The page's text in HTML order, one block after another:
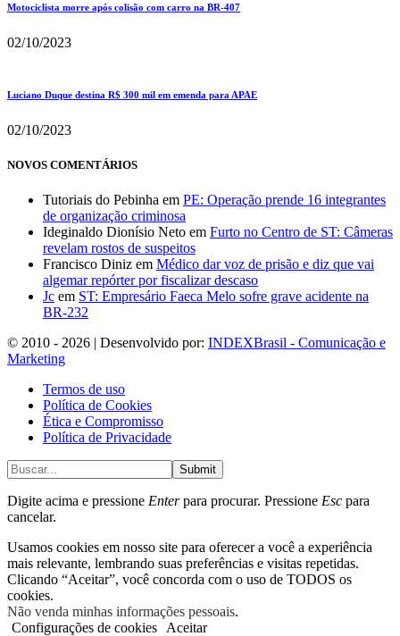
Motociclista morre após colisão com carro na BR-407
02/10/2023
Luciano Duque destina R$ 300 mil em emenda para APAE
02/10/2023
NOVOS COMENTÁRIOS
Tutoriais do Pebinha em PE: Operação prende 16 integrantes
de organização criminosa
Ideginaldo Dionísio Neto em Furto no Centro de ST: Câmeras
revelam rostos de suspeitos
Francisco Diniz em Médico dar voz de prisão e diz que vai
algemar repórter por fiscalizar descaso
Jc em ST: Empresário Faeca Melo sofre grave acidente na
BR-232
© 2010 - 2026 | Desenvolvido por: INDEXBrasil - Comunicação e
Marketing
Termos de uso
Política de Cookies
Ética e Compromisso
Política de Privacidade
Submit
Digite acima e pressione Enterpara procurar. Pressione Esc para
cancelar.
Usamos cookies em nosso site para oferecer a você a experiência
mais relevante, lembrando suas preferências e visitas repetidas.
Clicando “Aceitar”, você concorda com o uso de TODOS os
cookies.
Não venda minhas informações pessoais.
Configurações de cookies
Aceitar